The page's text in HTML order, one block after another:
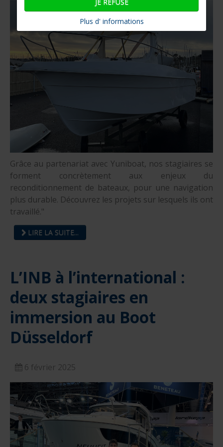
Grâce au partenariat avec Yuniboat, nos stagiaires se
forment concrètement aux enjeux du
reconditionnement de bateaux, pour une navigation
plus durable. Découvrez les projets sur lesquels ils ont
travaillé."
LIRE LA SUITE...
L’INB à l’international :
deux stagiaires en
immersion au Boot
Düsseldorf
6 février 2025
Plus d' informations